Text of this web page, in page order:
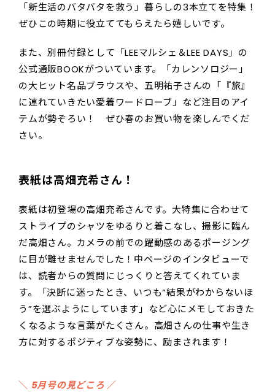
「新生活のバタバタを救う」暮らしの3本立てを特集！
ぜひこの時期に役立ててもらえたら嬉しいです。
また、別冊付録として「LEEマルシェ＆LEE DAYS」の
公式通販BOOKがついています。「カレンソロジー」
の大ヒット名品ブラウスや、五明祐子さんの「『旅』
に連れていきたい愛着ワードローブ」など注目のアイ
テムが勢ぞろい！ ぜひ春のお買い物を楽しんでくだ
さい。
表紙は高畑充希さん！
表紙は初登場の高畑充希さんです。大特集に合わせて
ストライプのシャツをゆるりと着こなし、撮影に臨ん
だ高畑さん。カメラの前での躍動感のあるポージング
に目が離せませんでした！中ページのインタビューで
は、読者からの質問にじっくりと答えてくれていま
す。「決断に迷ったとき、いつも“結果がわからないほ
う”を選ぶようにしています」など心にメモしておきた
くなるような言葉がたくさん。高畑さんの仕事や生き
方に対するポジティブな姿勢に、励まされます！
＼ 5月号の見どころ ／